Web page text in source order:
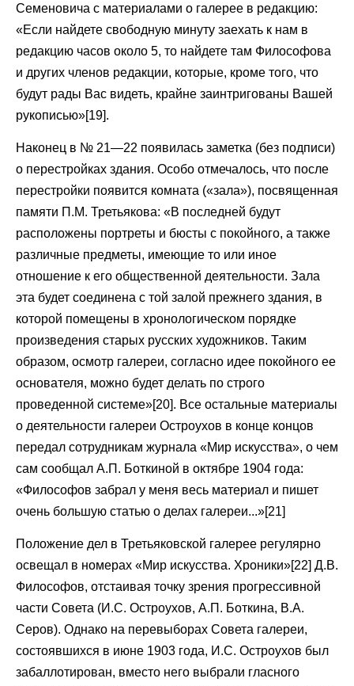
Семеновича с материалами о галерее в редакцию:
«Если найдете свободную минуту заехать к нам в
редакцию часов около 5, то найдете там Философова
и других членов редакции, которые, кроме того, что
будут рады Вас видеть, крайне заинтригованы Вашей
рукописью»[19].
Наконец в № 21—22 появилась заметка (без подписи)
о перестройках здания. Особо отмечалось, что после
перестройки появится комната («зала»), посвященная
памяти П.М. Третьякова: «В последней будут
расположены портреты и бюсты с покойного, а также
различные предметы, имеющие то или иное
отношение к его общественной деятельности. Зала
эта будет соединена с той залой прежнего здания, в
которой помещены в хронологическом порядке
произведения старых русских художников. Таким
образом, осмотр галереи, согласно идее покойного ее
основателя, можно будет делать по строго
проведенной системе»[20]. Все остальные материалы
о деятельности галереи Остроухов в конце концов
передал сотрудникам журнала «Мир искусства», о чем
сам сообщал А.П. Боткиной в октябре 1904 года:
«Философов забрал у меня весь материал и пишет
очень большую статью о делах галереи...»[21]
Положение дел в Третьяковской галерее регулярно
освещал в номерах «Мир искусства. Хроники»[22] Д.В.
Философов, отстаивая точку зрения прогрессивной
части Совета (И.С. Остроухов, А.П. Боткина, В.А.
Серов). Однако на перевыборах Совета галереи,
состоявшихся в июне 1903 года, И.С. Остроухов был
забаллотирован, вместо него выбрали гласного